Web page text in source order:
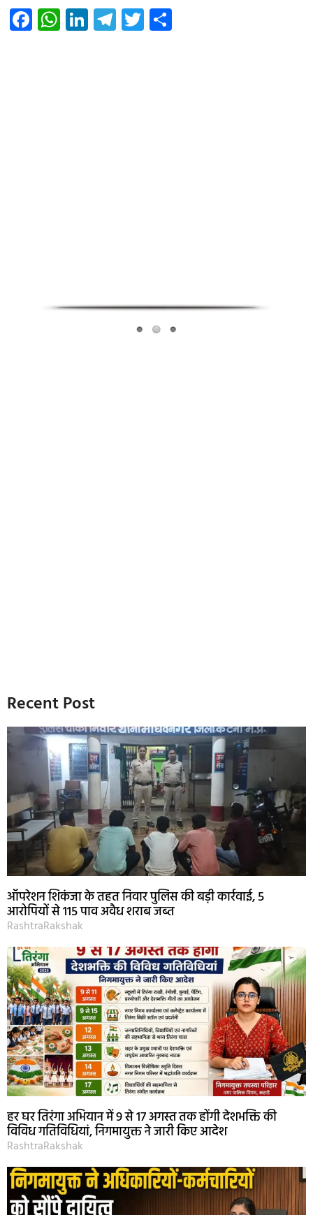
Facebook
WhatsApp
LinkedIn
Telegram
Twitter
Recent Post
ऑपरेशन शिकंजा के तहत निवार पुलिस की बड़ी कार्रवाई, 5
आरोपियों से 115 पाव अवैध शराब जब्त
RashtraRakshak
हर घर तिरंगा अभियान में 9 से 17 अगस्त तक होंगी देशभक्ति की
विविध गतिविधियां, निगमायुक्त ने जारी किए आदेश
RashtraRakshak